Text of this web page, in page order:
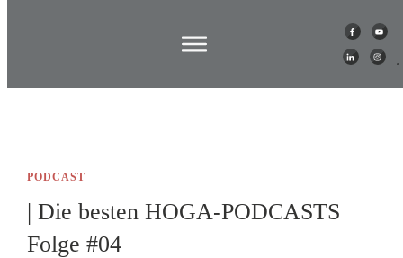
PODCAST
| Die besten HOGA-PODCASTS
Folge #04